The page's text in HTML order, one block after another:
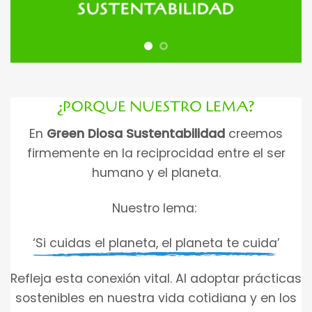
«Green» enfatiza la
por el ambiente en cada
SUSTENTABILIDAD
triple impacto que
con un enfoque en la
armonía y el bien común.
¿PORQUE NUESTRO LEMA?
En Green Diosa Sustentabilidad creemos
firmemente en la reciprocidad entre el ser
humano y el planeta.
Nuestro lema:
‘Si cuidas el planeta, el planeta te cuida’
Refleja esta conexión vital. Al adoptar prácticas
sostenibles en nuestra vida cotidiana y en los